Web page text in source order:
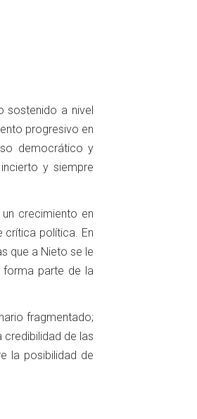
sostenido a nivel
progresivo en
democrático y
y siempre
crecimiento en
crítica política. En
que a Nieto se le
forma parte de la
fragmentado;
de las
la posibilidad de